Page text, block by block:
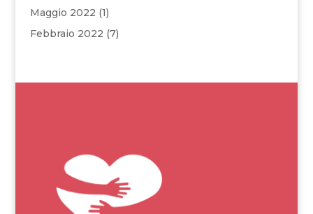
Maggio 2022 (1)
Febbraio 2022 (7)